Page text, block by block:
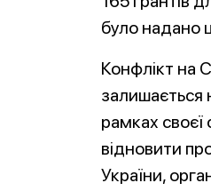
було надано
Конфлікт на
залишається
рамках
відновити
України,